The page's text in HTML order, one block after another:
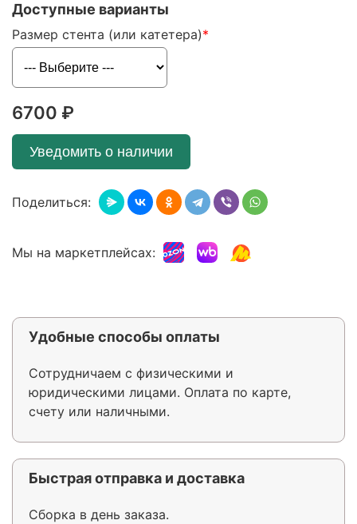
Доступные варианты
Размер стента (или катетера)
6700 ₽
Уведомить о наличии
Поделиться:
Мы на маркетплейсах:
Удобные способы оплаты
Сотрудничаем с физическими и
юридическими лицами. Оплата по карте,
счету или наличными.
Быстрая отправка и доставка
Сборка в день заказа.